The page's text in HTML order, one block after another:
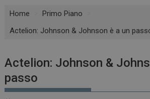
Home
Primo Piano
Actelion: Johnson & Johnson è a un
Actelion: Johnson &
passo